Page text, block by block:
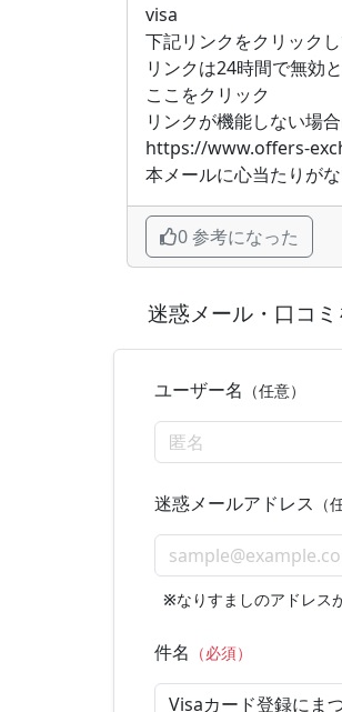
visa
下記リンクをクリック
リンクは24時間で無効と
ここをクリック
リンクが機能しない場
https://www.offers-
本メールに心当たりが
0 参考になった
迷惑メール・口コ
ユーザー名 （任意）
迷惑メールアドレス （
※なりすましのアドレス
件名 （必須）